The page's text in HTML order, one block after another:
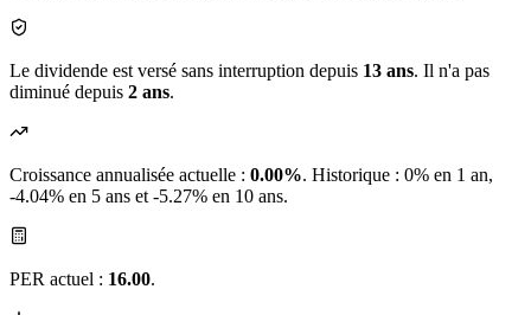
Le dividende est versé sans interruption depuis 13 ans. Il n'a pas
diminué depuis 2 ans.
Croissance annualisée actuelle : 0.00%. Historique : 0% en 1 an,
-4.04% en 5 ans et -5.27% en 10 ans.
PER actuel : 16.00.